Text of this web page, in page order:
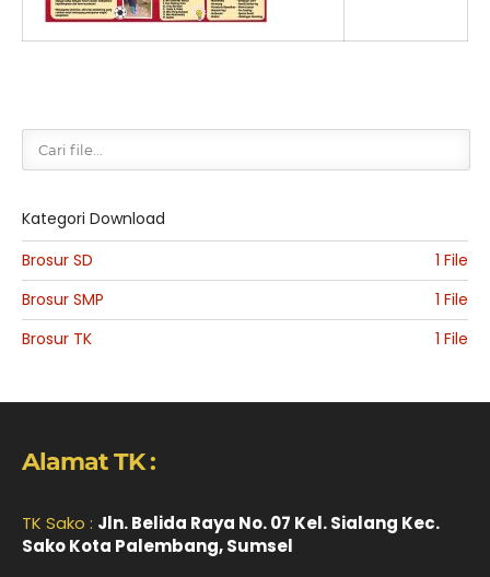
Kategori Download
Brosur SD
1 File
Brosur SMP
1 File
Brosur TK
1 File
Alamat TK :
TK Sako : Jln. Belida Raya No. 07 Kel. Sialang Kec.
Sako Kota Palembang, Sumsel